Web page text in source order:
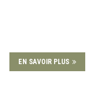
EN SAVOIR PLUS